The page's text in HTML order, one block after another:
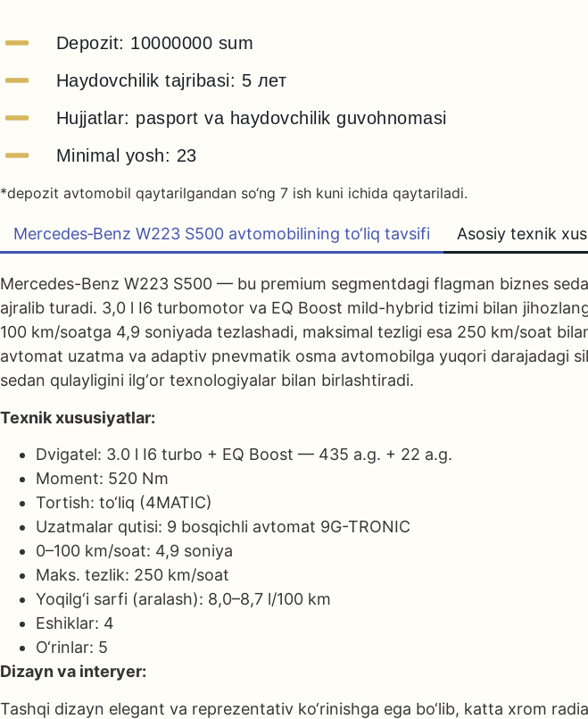
Depozit: 10000000 sum
Haydovchilik tajribasi: 5 лет
Hujjatlar: pasport va haydovchilik guvohnomasi
Minimal yosh: 23
*depozit avtomobil qaytarilgandan so‘ng 7 ish kuni ichida qaytariladi.
Mercedes‑Benz W223 S500 avtomobilining to‘liq tavsifi Asosiy texnik
Mercedes-Benz W223 S500 — bu premium segmentdagi flagman biznes
ajralib turadi. 3,0 l I6 turbomotor va EQ Boost mild-hybrid tizimi bilan
100 km/soatga 4,9 soniyada tezlashadi, maksimal tezligi esa 250 km/soat
avtomat uzatma va adaptiv pnevmatik osma avtomobilga yuqori darajadagi
sedan qulayligini ilg‘or texnologiyalar bilan birlashtiradi.
Texnik xususiyatlar:
Dvigatel: 3.0 l I6 turbo + EQ Boost — 435 a.g. + 22 a.g.
Moment: 520 Nm
Tortish: to‘liq (4MATIC)
Uzatmalar qutisi: 9 bosqichli avtomat 9G-TRONIC
0–100 km/soat: 4,9 soniya
Maks. tezlik: 250 km/soat
Yoqilg‘i sarfi (aralash): 8,0–8,7 l/100 km
Eshiklar: 4
O‘rinlar: 5
Dizayn va interyer:
Tashqi dizayn elegant va reprezentativ ko‘rinishga ega bo‘lib, katta xrom